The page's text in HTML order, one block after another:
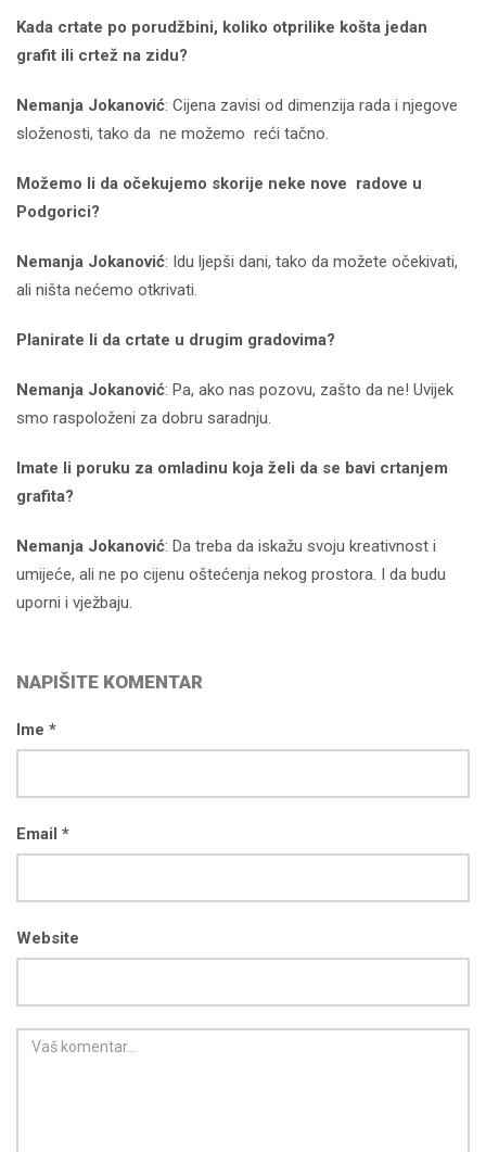
Kada crtate po porudžbini, koliko otprilike košta jedan
grafit ili crtež na zidu?
Nemanja Jokanović: Cijena zavisi od dimenzija rada i njegove
složenosti, tako da ne možemo reći tačno.
Možemo li da očekujemo skorije neke nove radove u
Podgorici?
Nemanja Jokanović: Idu ljepši dani, tako da možete očekivati,
ali ništa nećemo otkrivati.
Planirate li da crtate u drugim gradovima?
Nemanja Jokanović: Pa, ako nas pozovu, zašto da ne! Uvijek
smo raspoloženi za dobru saradnju.
Imate li poruku za omladinu koja želi da se bavi crtanjem
grafita?
Nemanja Jokanović: Da treba da iskažu svoju kreativnost i
umijeće, ali ne po cijenu oštećenja nekog prostora. I da budu
uporni i vježbaju.
NAPIŠITE KOMENTAR
Ime *
Email *
Website